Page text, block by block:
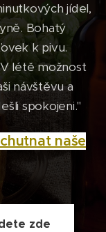
jídel,
Bohatý
k pivu.
létě možnost
návštěvu a
spokojeni."
naše
zde